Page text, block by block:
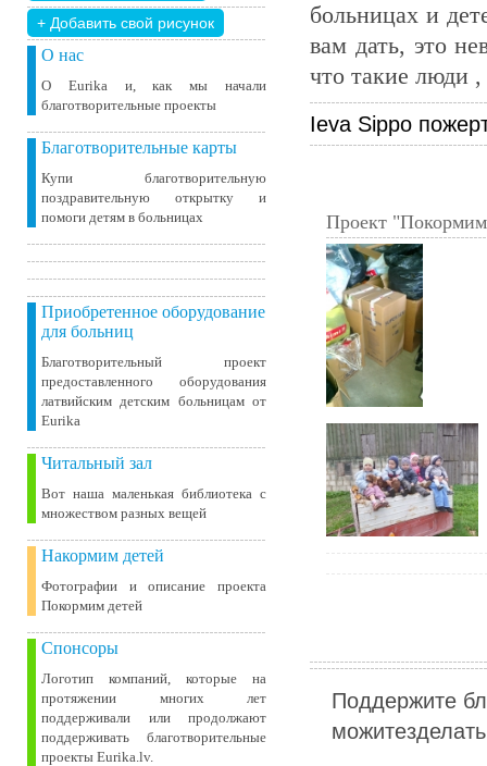
+ Добавить свой ​​рисунок
О нас
О Eurika и, как мы начали
благотворительные проекты
Благотворительные карты
Купи благотворительную
поздравительную открытку и
помоги детям в больницах
Приобретенное оборудование
для больниц
Благотворительный проект
предоставленного оборудования
латвийским детским больницам от
Eurika
Читальный зал
Вот наша маленькая библиотека c
множеством разных вещей
Накормим детей
Фотографии и описание проекта
Покормим детей
Спонсоры
Логотип компаний, которые на
протяжении многих лет
поддерживали или продолжают
поддерживать благотворительные
проекты Eurika.lv.
больницах и
вам дать, это
что такие люди
Ieva Sippo
Проект
Поддержите